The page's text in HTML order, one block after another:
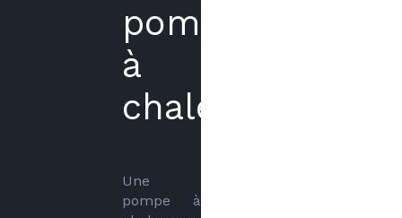
pompe
à
chaleur
Une
pompe à